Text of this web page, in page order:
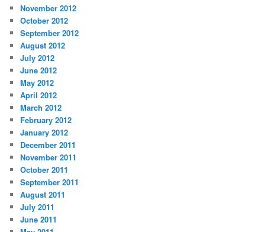
November 2012
October 2012
September 2012
August 2012
July 2012
June 2012
May 2012
April 2012
March 2012
February 2012
January 2012
December 2011
November 2011
October 2011
September 2011
August 2011
July 2011
June 2011